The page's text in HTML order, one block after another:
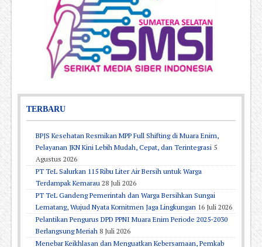
TERBARU
BPJS Kesehatan Resmikan MPP Full Shifting di Muara Enim,
Pelayanan JKN Kini Lebih Mudah, Cepat, dan Terintegrasi 5
Agustus 2026
PT TeL Salurkan 115 Ribu Liter Air Bersih untuk Warga
Terdampak Kemarau 28 Juli 2026
PT TeL Gandeng Pemerintah dan Warga Bersihkan Sungai
Lematang, Wujud Nyata Komitmen Jaga Lingkungan 16 Juli 2026
Pelantikan Pengurus DPD PPNI Muara Enim Periode 2025-2030
Berlangsung Meriah 8 Juli 2026
Menebar Keikhlasan dan Menguatkan Kebersamaan, Pemkab